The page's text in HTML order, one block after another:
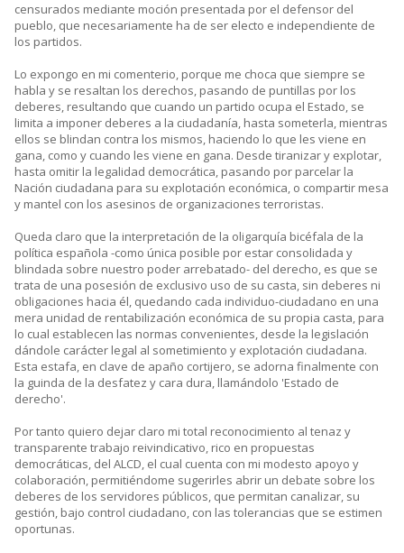
censurados mediante moción presentada por el defensor del
pueblo, que necesariamente ha de ser electo e independiente de
los partidos.
Lo expongo en mi comenterio, porque me choca que siempre se
habla y se resaltan los derechos, pasando de puntillas por los
deberes, resultando que cuando un partido ocupa el Estado, se
limita a imponer deberes a la ciudadanía, hasta someterla, mientras
ellos se blindan contra los mismos, haciendo lo que les viene en
gana, como y cuando les viene en gana. Desde tiranizar y explotar,
hasta omitir la legalidad democrática, pasando por parcelar la
Nación ciudadana para su explotación económica, o compartir mesa
y mantel con los asesinos de organizaciones terroristas.
Queda claro que la interpretación de la oligarquía bicéfala de la
política española -como única posible por estar consolidada y
blindada sobre nuestro poder arrebatado- del derecho, es que se
trata de una posesión de exclusivo uso de su casta, sin deberes ni
obligaciones hacia él, quedando cada individuo-ciudadano en una
mera unidad de rentabilización económica de su propia casta, para
lo cual establecen las normas convenientes, desde la legislación
dándole carácter legal al sometimiento y explotación ciudadana.
Esta estafa, en clave de apaño cortijero, se adorna finalmente con
la guinda de la desfatez y cara dura, llamándolo 'Estado de
derecho'.
Por tanto quiero dejar claro mi total reconocimiento al tenaz y
transparente trabajo reivindicativo, rico en propuestas
democráticas, del ALCD, el cual cuenta con mi modesto apoyo y
colaboración, permitiéndome sugerirles abrir un debate sobre los
deberes de los servidores públicos, que permitan canalizar, su
gestión, bajo control ciudadano, con las tolerancias que se estimen
oportunas.